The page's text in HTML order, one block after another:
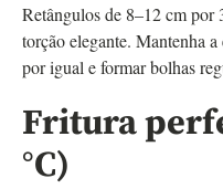
Retângulos de 8–12 cm por
torção elegante. Mantenha
por igual e formar bolhas
Fritura
°C)